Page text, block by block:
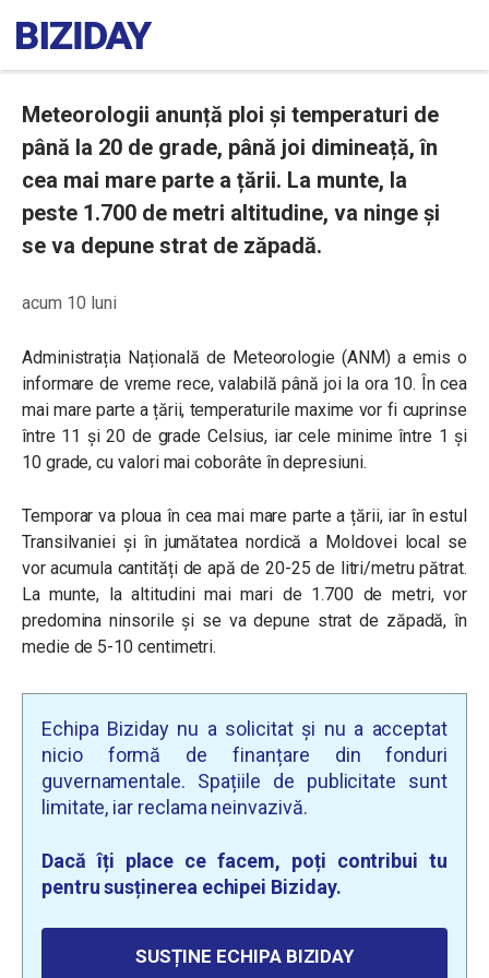
Meteorologii anunță ploi și temperaturi de
până la 20 de grade, până joi dimineață, în
cea mai mare parte a țării. La munte, la
peste 1.700 de metri altitudine, va ninge și
se va depune strat de zăpadă.
acum 10 luni
Administrația Națională de Meteorologie (ANM) a emis o
informare de vreme rece, valabilă până joi la ora 10. În cea
mai mare parte a țării, temperaturile maxime vor fi cuprinse
între 11 și 20 de grade Celsius, iar cele minime între 1 și
10 grade, cu valori mai coborâte în depresiuni.
Temporar va ploua în cea mai mare parte a țării, iar în estul
Transilvaniei și în jumătatea nordică a Moldovei local se
vor acumula cantități de apă de 20-25 de litri/metru pătrat.
La munte, la altitudini mai mari de 1.700 de metri, vor
predomina ninsorile și se va depune strat de zăpadă, în
medie de 5-10 centimetri.
Echipa Biziday nu a solicitat și nu a acceptat
nicio formă de finanțare din fonduri
guvernamentale. Spațiile de publicitate sunt
limitate, iar reclama neinvazivă.
Dacă îți place ce facem, poți contribui tu
pentru susținerea echipei Biziday.
SUSȚINE ECHIPA BIZIDAY